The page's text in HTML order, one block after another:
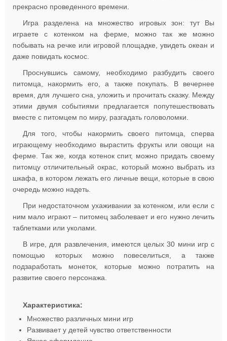
прекрасно проведенного времени.
Игра разделена на множество игровых зон: тут Вы
играете с котенком на ферме, можно так же можно
побывать на речке или игровой площадке, увидеть океан и
даже повидать космос.
Проснувшись самому, необходимо разбудить своего
питомца, накормить его, а также покупать. В вечернее
время, для лучшего сна, уложить и прочитать сказку. Между
этими двумя событиями предлагается попутешествовать
вместе с питомцем по миру, разгадать головоломки.
Для того, чтобы накормить своего питомца, сперва
играющему необходимо вырастить фрукты или овощи на
ферме. Так же, когда котенок спит, можно придать своему
питомцу отличительный окрас, который можно выбрать из
шкафа, в котором лежать его личные вещи, которые в свою
очередь можно надеть.
При недостаточном ухаживании за котенком, или если с
ним мало играют – питомец заболевает и его нужно лечить
таблетками или уколами.
В игре, для развлечения, имеются целых 30 мини игр с
помощью которых можно повеселиться, а также
подзаработать монеток, которые можно потратить на
развитие своего персонажа.
Характеристика:
Множество различных мини игр
Развивает у детей чувство ответственности